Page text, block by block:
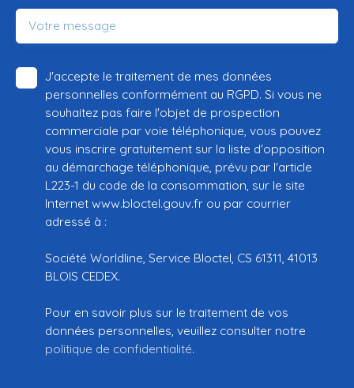
Votre message
J'accepte le traitement de mes données
personnelles conformément au RGPD. Si vous ne
souhaitez pas faire l'objet de prospection
commerciale par voie téléphonique, vous pouvez
vous inscrire gratuitement sur la liste d'opposition
au démarchage téléphonique, prévu par l'article
L223-1 du code de la consommation, sur le site
Internet www.bloctel.gouv.fr ou par courrier
adressé à :
Société Worldline, Service Bloctel, CS 61311, 41013
BLOIS CEDEX.
Pour en savoir plus sur le traitement de vos
données personnelles, veuillez consulter notre
politique de confidentialité.